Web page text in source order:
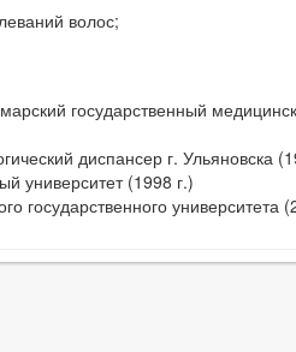
волос;
государственный
диспансер г. Ульяновска
университет (1998 г.)
государственного университета